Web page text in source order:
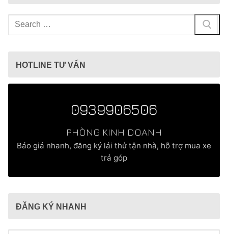
Tìm
kiếm
HOTLINE TƯ VẤN
0939906506
PHÒNG KINH DOANH
Báo giá nhanh, đăng ký lái thử tận nhà, hỗ trợ mua xe
trả góp
ĐĂNG KÝ NHANH